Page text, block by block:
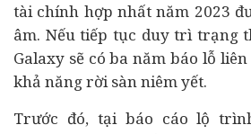
tài chính hợp nhất năm 2023
âm. Nếu tiếp tục duy trì trạng
Galaxy sẽ có ba năm báo lỗ
khả năng rời sàn niêm yết.
Trước đó, tại báo cáo lộ